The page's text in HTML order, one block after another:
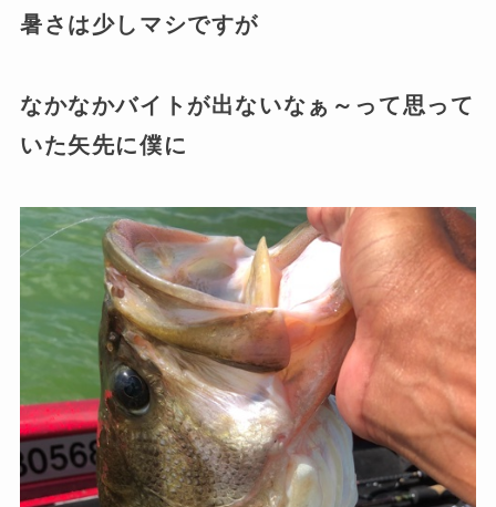
暑さは少しマシですが
なかなかバイトが出ないなぁ～って思って
いた矢先に僕に